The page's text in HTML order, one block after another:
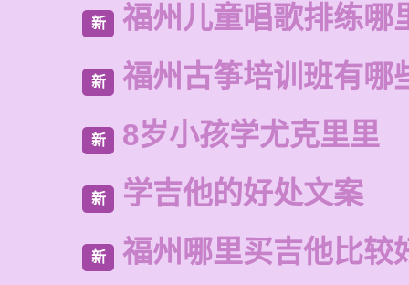
新 福州儿童唱歌排练哪
新 福州古筝培训班有哪
新 8岁小孩学尤克里里
新 学吉他的好处文案
新 福州哪里买吉他比较